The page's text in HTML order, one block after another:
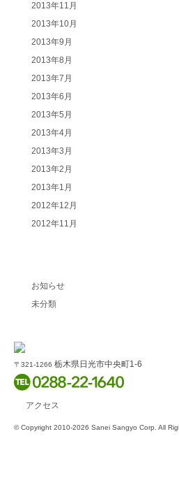
2013年11月
2013年10月
2013年9月
2013年8月
2013年7月
2013年6月
2013年5月
2013年4月
2013年3月
2013年2月
2013年1月
2012年12月
2012年11月
お知らせ
未分類
〒321-1266 栃木県日光市中央町1-6
アクセス
© Copyright 2010-2026 Sanei Sangyo Corp. All